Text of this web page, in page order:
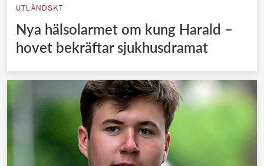
UTLÄNDSKT
Nya hälsolarmet om kung Harald –
hovet bekräftar sjukhusdramat